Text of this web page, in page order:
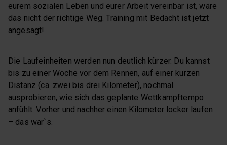
eurem sozialen Leben und eurer Arbeit vereinbar ist, wäre
das nicht der richtige Weg. Training mit Bedacht ist jetzt
angesagt!
Die Laufeinheiten werden nun deutlich kürzer. Du kannst
bis zu einer Woche vor dem Rennen, auf einer kurzen
Distanz (ca. zwei bis drei Kilometer), nochmal
ausprobieren, wie sich das geplante Wettkampftempo
anfühlt. Vorher und nachher einen Kilometer locker laufen
– das war`s.